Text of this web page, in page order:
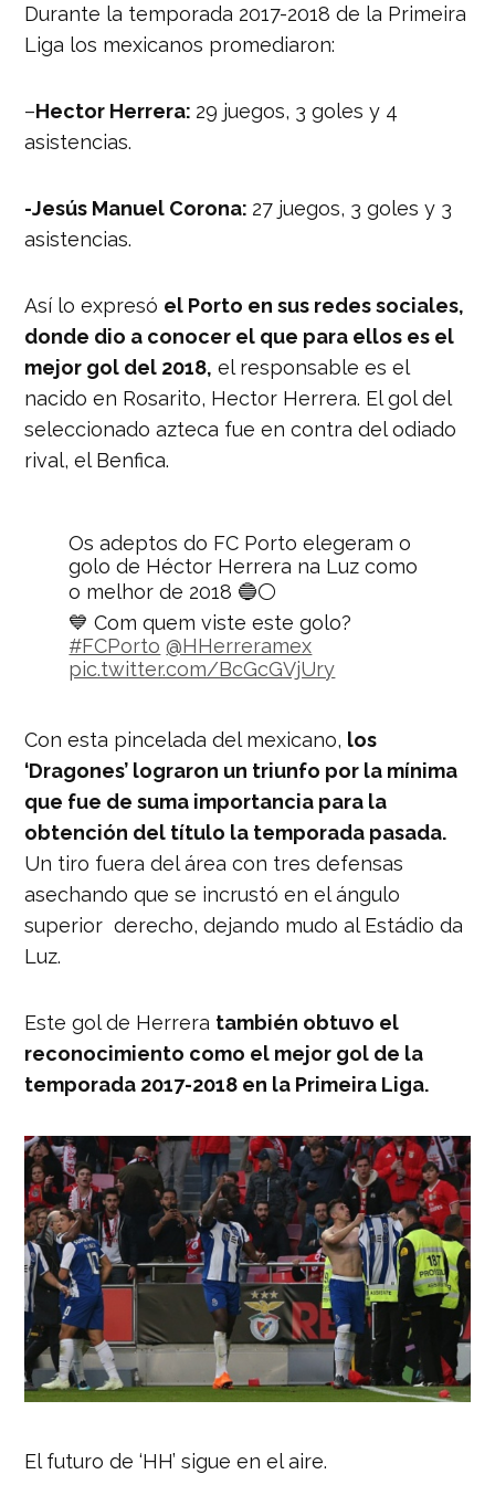
Durante la temporada 2017-2018 de la Primeira
Liga los mexicanos promediaron:
–Hector Herrera: 29 juegos, 3 goles y 4
asistencias.
-Jesús Manuel Corona: 27 juegos, 3 goles y 3
asistencias.
Así lo expresó el Porto en sus redes sociales,
donde dio a conocer el que para ellos es el
mejor gol del 2018, el responsable es el
nacido en Rosarito, Hector Herrera. El gol del
seleccionado azteca fue en contra del odiado
rival, el Benfica.
Os adeptos do FC Porto elegeram o
golo de Héctor Herrera na Luz como
o melhor de 2018 🔵⚪
💙 Com quem viste este golo?
#FCPorto @HHerreramex
pic.twitter.com/BcGcGVjUry
2019
Con esta pincelada del mexicano, los
‘Dragones’ lograron un triunfo por la mínima
que fue de suma importancia para la
obtención del título la temporada pasada.
Un tiro fuera del área con tres defensas
asechando que se incrustó en el ángulo
superior derecho, dejando mudo al Estádio da
Luz.
Este gol de Herrera también obtuvo el
reconocimiento como el mejor gol de la
temporada 2017-2018 en la Primeira Liga.
El futuro de ‘HH’ sigue en el aire.